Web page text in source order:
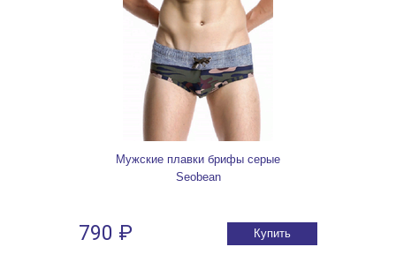
Мужские плавки брифы серые
Seobean
790 ₽ Купить